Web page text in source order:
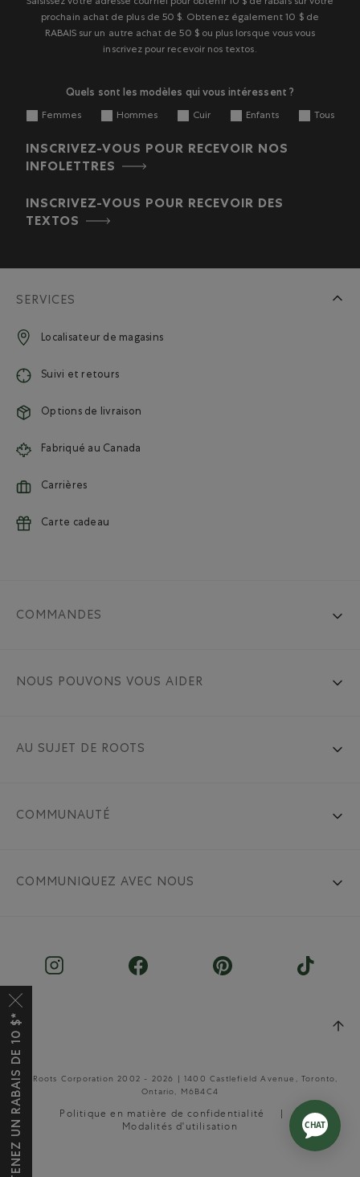
Saisissez votre adresse courriel pour obtenir 10 $ de rabais sur votre
prochain achat de plus de 50 $. Obtenez également 10 $ de
RABAIS sur un autre achat de 50 $ ou plus lorsque vous vous
inscrivez pour recevoir nos textos.
Quels sont les modèles qui vous intéressent ?
Femmes Hommes Cuir Enfants Tous
INSCRIVEZ-VOUS POUR RECEVOIR NOS
INFOLETTRES
INSCRIVEZ-VOUS POUR RECEVOIR DES
TEXTOS
SERVICES
Localisateur de magasins
Suivi et retours
Options de livraison
Fabriqué au Canada
Carrières
Carte cadeau
COMMANDES
NOUS POUVONS VOUS AIDER
AU SUJET DE ROOTS
COMMUNAUTÉ
COMMUNIQUEZ AVEC NOUS
© Roots Corporation 2002 - 2026 | 1400 Castlefield Avenue, Toronto,
Ontario, M6B4C4
Politique en matière de confidentialité
Modalités d'utilisation
OBTENEZ UN RABAIS DE 10 $*